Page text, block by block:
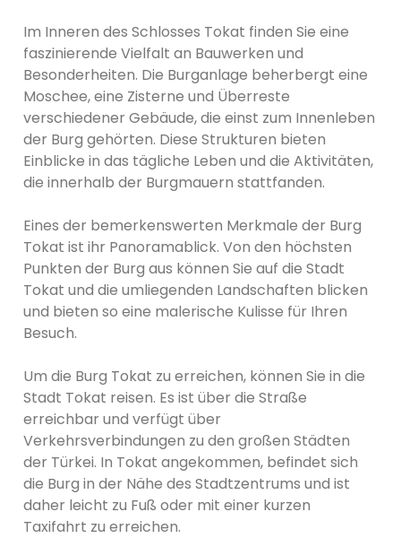
Im Inneren des Schlosses Tokat finden Sie eine
faszinierende Vielfalt an Bauwerken und
Besonderheiten. Die Burganlage beherbergt eine
Moschee, eine Zisterne und Überreste
verschiedener Gebäude, die einst zum Innenleben
der Burg gehörten. Diese Strukturen bieten
Einblicke in das tägliche Leben und die Aktivitäten,
die innerhalb der Burgmauern stattfanden.
Eines der bemerkenswerten Merkmale der Burg
Tokat ist ihr Panoramablick. Von den höchsten
Punkten der Burg aus können Sie auf die Stadt
Tokat und die umliegenden Landschaften blicken
und bieten so eine malerische Kulisse für Ihren
Besuch.
Um die Burg Tokat zu erreichen, können Sie in die
Stadt Tokat reisen. Es ist über die Straße
erreichbar und verfügt über
Verkehrsverbindungen zu den großen Städten
der Türkei. In Tokat angekommen, befindet sich
die Burg in der Nähe des Stadtzentrums und ist
daher leicht zu Fuß oder mit einer kurzen
Taxifahrt zu erreichen.